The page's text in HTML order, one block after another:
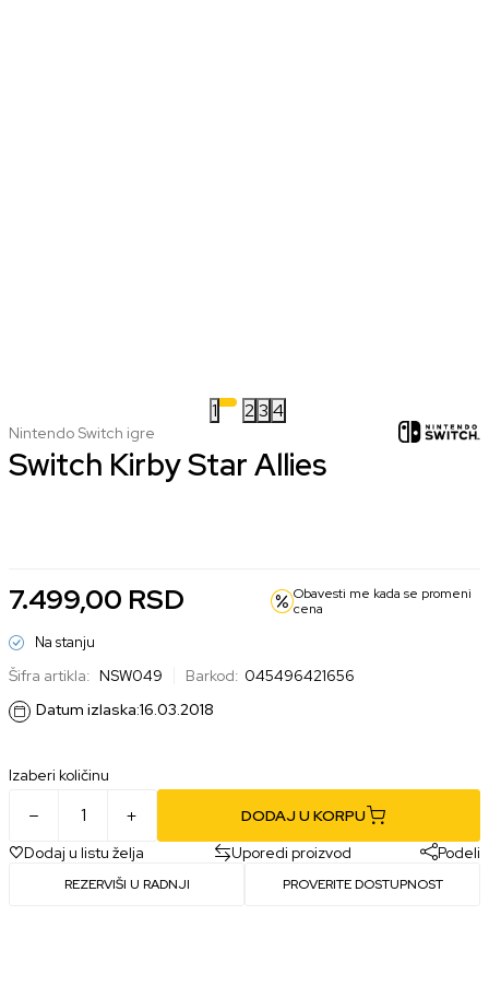
1 23 4
Nintendo Switch igre
Switch Kirby Star Allies
7.499,00 RSD
Obavesti me kada se promeni
cena
Na stanju
Šifra artikla: NSW049 Barkod: 045496421656
Datum izlaska:16.03.2018
Izaberi količinu
DODAJ U KORPU
Dodaj u listu želja
Uporedi proizvod Podeli
REZERVIŠI U RADNJI PROVERITE DOSTUPNOST